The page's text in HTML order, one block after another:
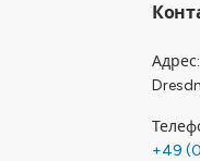
Адрес
+49